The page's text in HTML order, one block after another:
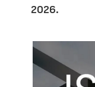
2026.